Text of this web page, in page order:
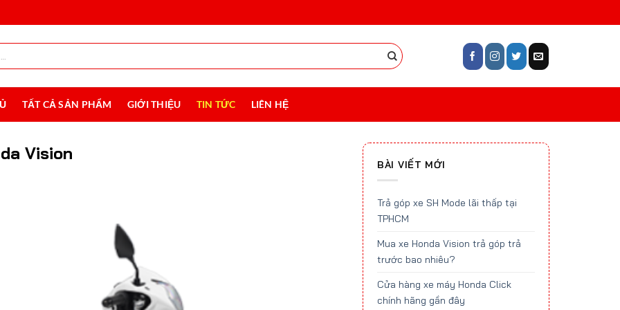
TẤT CẢ SẢN PHẨM GIỚI THIỆU TIN TỨC LIÊN HỆ
Vision
BÀI VIẾT MỚI
Trả góp xe SH Mode lãi thấp tại
TPHCM
Mua xe Honda Vision trả góp trả
trước bao nhiêu?
Cửa hàng xe máy Honda Click
chính hãng gần đây